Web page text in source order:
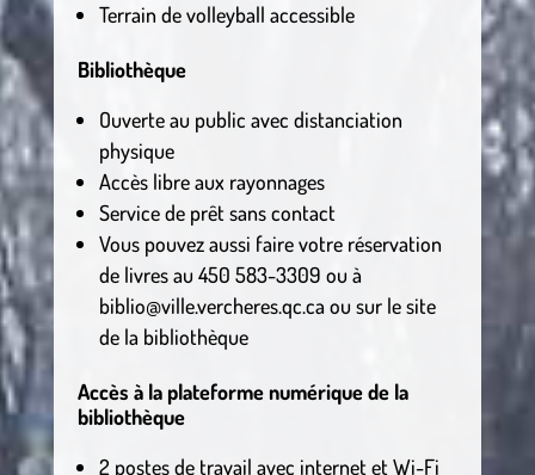
Terrain de volleyball accessible
Bibliothèque
Ouverte au public avec distanciation
physique
Accès libre aux rayonnages
Service de prêt sans contact
Vous pouvez aussi faire votre réservation
de livres au 450 583-3309 ou à
biblio@ville.vercheres.qc.ca ou sur le site
de la bibliothèque
Accès à la plateforme numérique de la
bibliothèque
2 postes de travail avec internet et Wi-Fi